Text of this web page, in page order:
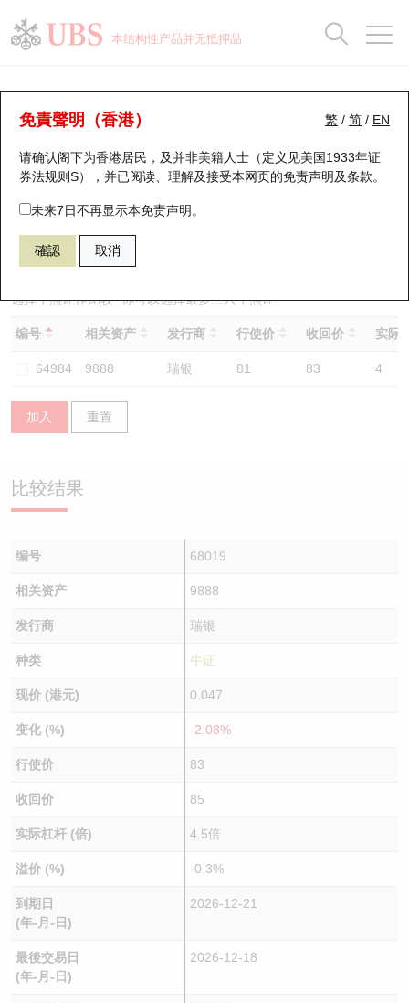
本结构性产品并无抵押品
繁 / 简 / EN
免責聲明（香港）
请确认阁下为香港居民，及并非美籍人士（定义见美国1933年证
券法规则S），并已阅读、理解及接受本网页的免责声明及条款。
未来7日不再显示本免责声明。
確認 取消
牛熊证分析仪
表现 街货统计 比较
68019 瑞银牛证 9888 百度股份有限公司
选择牛熊证作比较 *你可以选择最多三只牛熊证
编号 相关资产 发行商 行使价 收回价 实际
64984 9888 瑞银 81 83 4
加入 重置
比较结果
编号 68019
相关资产 9888
发行商 瑞银
种类 牛证
现价 (港元) 0.047
变化 (%) -2.08%
行使价 83
收回价 85
实际杠杆 (倍) 4.5倍
溢价 (%) -0.3%
到期日
(年-月-日)
2026-12-21
最後交易日
(年-月-日)
2026-12-18
瑞银认股证一览
新发行瑞银认股证
即将到期认股证
认股证到期结算价查找
认股证分析仪
认股证速算机
认股证/牛熊证日志
认股证文件及公告
街货统计
比较
牛熊全景快搜
牛熊证搜寻
牛熊证街货分布图
正股牛熊证列表
新发行瑞银牛熊证
已收回牛熊证剩余价值
牛熊证到期结算价查找
牛熊证分析仪
牛熊证文件及公告 (瑞信)
街货统计
比较
十大升幅/跌幅
十大认股证成交分布
十天股证占大市成交
资金流
街货统计
三十大平均引伸波幅
正股分析仪
二十大活跃股份
恒指成份股
国指成份股
科指成份股
相关资产沽空
中资ETFs溢价比较
AH 股价对照
收市竞价变化
持股比重
显示所有持股比重
每月轮证大市专题
轮证专栏
讲座及教育短片
认股证投资者教育
牛熊证投资者教育
认股证牛熊证常问问题